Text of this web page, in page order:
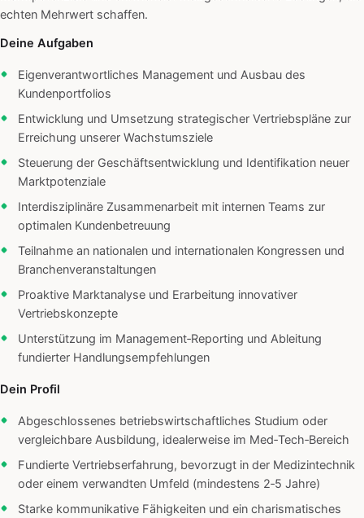
echten Mehrwert schaffen.
Deine Aufgaben
Eigenverantwortliches Management und Ausbau des
Kundenportfolios
Entwicklung und Umsetzung strategischer Vertriebspläne zur
Erreichung unserer Wachstumsziele
Steuerung der Geschäftsentwicklung und Identifikation neuer
Marktpotenziale
Interdisziplinäre Zusammenarbeit mit internen Teams zur
optimalen Kundenbetreuung
Teilnahme an nationalen und internationalen Kongressen und
Branchenveranstaltungen
Proaktive Marktanalyse und Erarbeitung innovativer
Vertriebskonzepte
Unterstützung im Management‑Reporting und Ableitung
fundierter Handlungsempfehlungen
Dein Profil
Abgeschlossenes betriebswirtschaftliches Studium oder
vergleichbare Ausbildung, idealerweise im Med‑Tech‑Bereich
Fundierte Vertriebserfahrung, bevorzugt in der Medizintechnik
oder einem verwandten Umfeld (mindestens 2‑5 Jahre)
Starke kommunikative Fähigkeiten und ein charismatisches